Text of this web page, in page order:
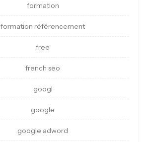
formation
formation référencement
free
french seo
googl
google
google adword